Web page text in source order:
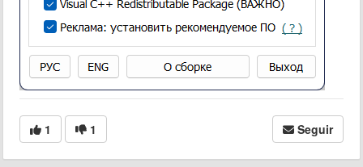
1 1 Seguir